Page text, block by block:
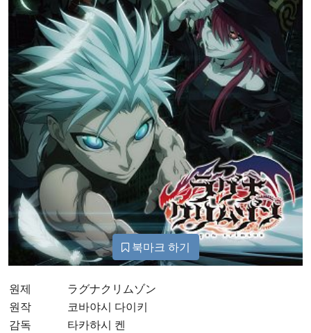
북마크 하기
원제
ラグナクリムゾン
원작
코바야시 다이키
감독
타카하시 켄